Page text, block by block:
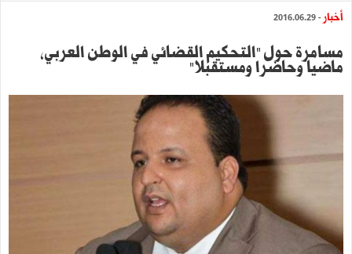
أخبار - 2016.06.29
مسامرة حول "التحكيم القضائي في الوطن العربي،
ماضيا وحاضرا ومستقبلا"